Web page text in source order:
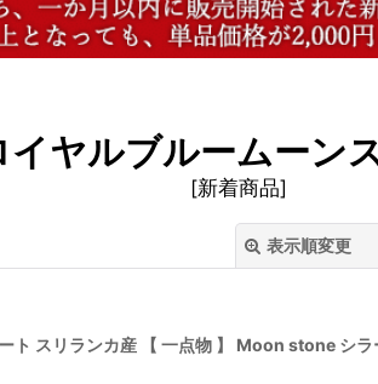
イヤルブルームーン
[新着商品]
表示順変更
ト スリランカ産 【 一点物 】 Moon stone シ